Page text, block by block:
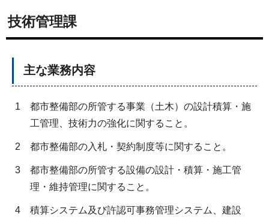
技術管理課
主な業務内容
1
都市整備部の所管する事業（土木）の設計積算・施
工管理、技術力の強化に関すること。
2 都市整備部の入札・契約制度等に関すること。
3
都市整備部の所管する設備の設計・積算・施工管
理・維持管理に関すること。
4
積算システム及び許認可事務管理システム、建設